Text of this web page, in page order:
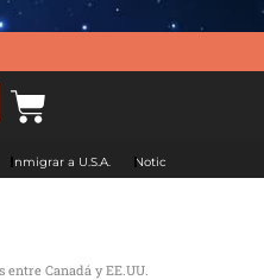
Inmigrar a U.S.A. Noticias Argentina
Canadá y EE.UU.